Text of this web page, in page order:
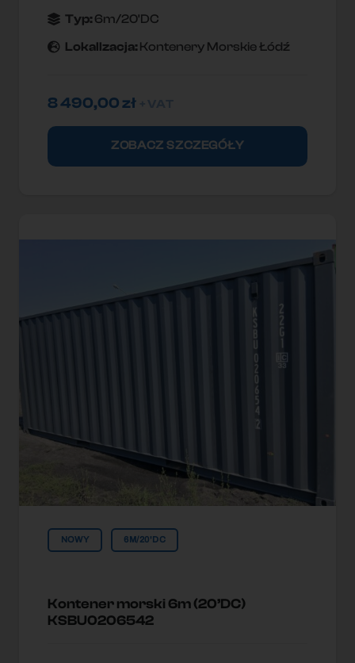
Typ: 6m/20'DC
Lokallzacja: Kontenery Morskie Łódź
8 490,00zł
ZOBACZ SZCZEGÓŁY
NOWY 6M/20'DC
Kontener morski 6m (20’DC)
KSBU0206542